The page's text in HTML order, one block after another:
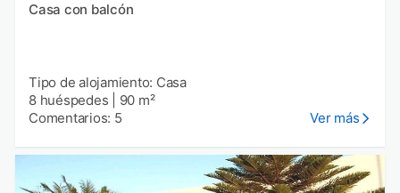
Casa con balcón
Tipo de alojamiento: Casa
8 huéspedes
90 m²
Comentarios: 5
Ver más